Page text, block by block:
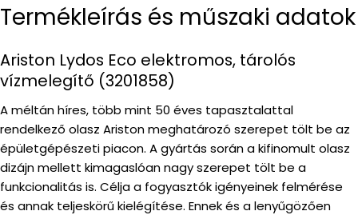
Termékleírás és műszaki adatok
Ariston Lydos Eco elektromos, tárolós
vízmelegítő (3201858)
A méltán híres, több mint 50 éves tapasztalattal
rendelkező olasz Ariston meghatározó szerepet tölt be az
épületgépészeti piacon. A gyártás során a kifinomult olasz
dizájn mellett kimagaslóan nagy szerepet tölt be a
funkcionalitás is. Célja a fogyasztók igényeinek felmérése
és annak teljeskörű kielégítése. Ennek és a lenyűgözően